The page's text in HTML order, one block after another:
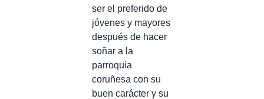
ser el preferido de
jóvenes y mayores
después de hacer
soñar a la
parroquia
coruñesa con su
buen carácter y su